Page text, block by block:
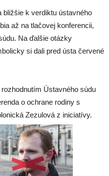
bližšie k verdiktu ústavného
až na tlačovej konferencii,
Na ďalšie otázky
si dali pred ústa červené
Ústavného súdu
o ochrane rodiny s
Zezulová z iniciatívy.